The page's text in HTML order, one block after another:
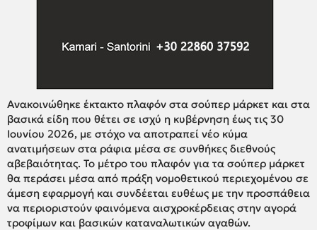
Ανακοινώθηκε έκτακτο πλαφόν στα σούπερ μάρκετ και στα
βασικά είδη που θέτει σε ισχύ η κυβέρνηση έως τις 30
Ιουνίου 2026, με στόχο να αποτραπεί νέο κύμα
ανατιμήσεων στα ράφια μέσα σε συνθήκες διεθνούς
αβεβαιότητας. Το μέτρο του πλαφόν για τα σούπερ μάρκετ
θα περάσει μέσα από πράξη νομοθετικού περιεχομένου σε
άμεση εφαρμογή και συνδέεται ευθέως με την προσπάθεια
να περιοριστούν φαινόμενα αισχροκέρδειας στην αγορά
τροφίμων και βασικών καταναλωτικών αγαθών.